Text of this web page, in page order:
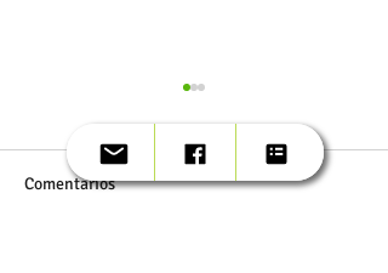
9 años
Comentarios